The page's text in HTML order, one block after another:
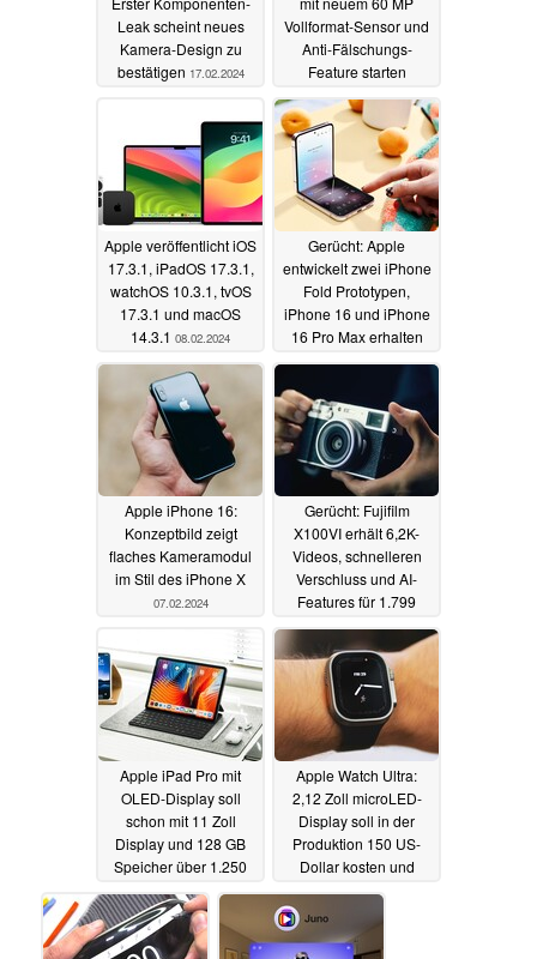
Leak scheint neues
Kamera-Design zu
bestätigen 17.02.2024
Vollformat-Sensor und
Anti-Fälschungs-
Feature starten
12.02.2024
Apple veröffentlicht iOS
17.3.1, iPadOS 17.3.1,
watchOS 10.3.1, tvOS
17.3.1 und macOS
14.3.1 08.02.2024
Gerücht: Apple
entwickelt zwei iPhone
Fold Prototypen,
iPhone 16 und iPhone
16 Pro Max erhalten
größere Akkus
Apple iPhone 16:
Konzeptbild zeigt
flaches Kameramodul
im Stil des iPhone X
07.02.2024
Gerücht: Fujifilm
X100VI erhält 6,2K-
Videos, schnelleren
Verschluss und AI-
Features für 1.799
Euro06.02.2024
Apple iPad Pro mit
OLED-Display soll
schon mit 11 Zoll
Display und 128 GB
Speicher über 1.250
Euro kosten06.02.2024
Apple Watch Ultra:
2,12 Zoll microLED-
Display soll in der
Produktion 150 US-
Dollar kosten und
Launch verzögern